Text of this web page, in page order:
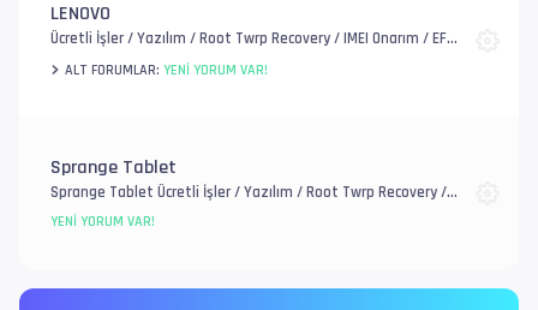
LENOVO
Ücretli İşler / Yazılım / Root Twrp Recovery / IMEI Onarım / EFS,
FRP ve Mi Account / Genel Donanım Sorunlar
ALT FORUMLAR: YENI YORUM VAR!
Sprange Tablet
Sprange Tablet Ücretli İşler / Yazılım / Root Twrp Recovery /
IMEI Onarım / EFS, FRP ve Account / Genel Donanım Sorunlar
YENI YORUM VAR!